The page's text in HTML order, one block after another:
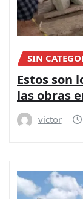
SIN
Estos son
las obras
victor